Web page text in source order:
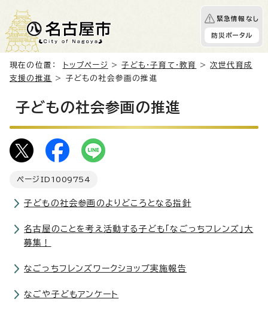
緊急情報なし
防災ポータル
現在の位置： トップページ >子ども・子育て・教育 >次世代育成
支援の推進
> 子どもの社会参画の推進
子どもの社会参画の推進
ページID 1009754
子どもの社会参画のよりどころとなる指針
名古屋のことを考え活動する子ども「なごっちフレンズ」大
募集！
なごっちフレンズワークショップ実施報告
なごや子どもアンケート